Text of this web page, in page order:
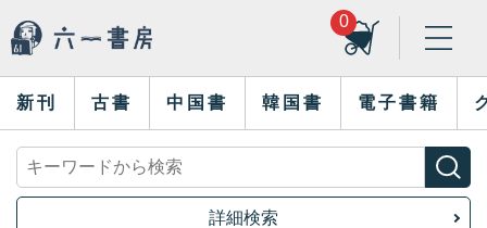
0
新刊 古書 中国書 韓国書 電子書籍
詳細検索